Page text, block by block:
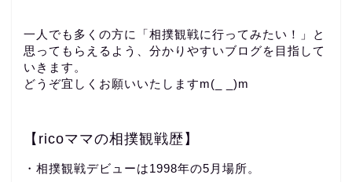
一人でも多くの方に「相撲観戦に行ってみたい！」と
思ってもらえるよう、分かりやすいブログを目指して
いきます。
どうぞ宜しくお願いいたしますm(_ _)m
【ricoママの相撲観戦歴】
・相撲観戦デビューは1998年の5月場所。